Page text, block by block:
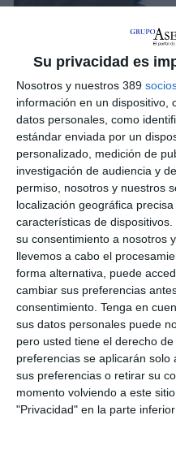
Su privacidad es
Nosotros y nuestros 389
información en un dispositivo,
datos personales, como
estándar enviada por un
personalizado, medición de
investigación de audiencia y
permiso, nosotros y nuestros
localización geográfica
características de
su consentimiento a nosotros
llevemos a cabo el
forma alternativa, puede
cambiar sus preferencias
consentimiento. Tenga en
sus datos personales puede
pero usted tiene el derecho
preferencias se aplicarán
sus preferencias o retirar su
momento volviendo a este
"Privacidad" en la parte
A.M.A. sitúa su
el 2º mejor
Los seguros deAutomóvil
valorados del sector, según
de Experiencia de Cliente
que de las 14
analizadas en el estudio,
de compromiso de toda
porcentuales sobre 100.
LO ÚLTIMO